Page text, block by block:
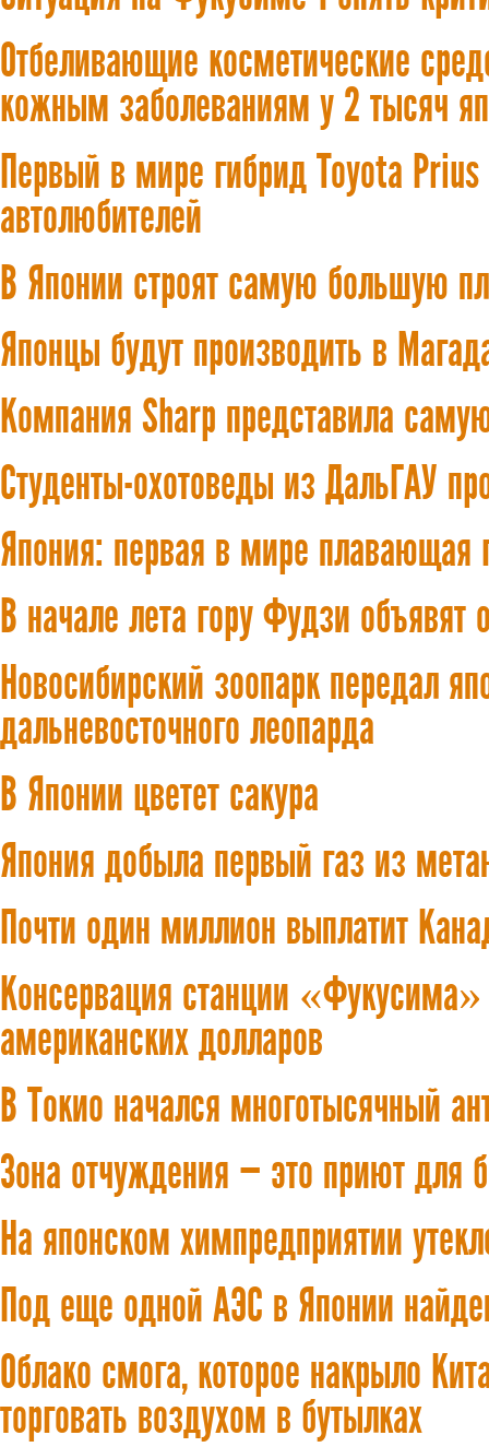
Отбеливающие косметические
кожным заболеваниям у 2 тысяч
Первый в мире гибрид Toyota
автолюбителей
В Японии строят самую большую
Японцы будут производить в
Компания Sharp представила
Студенты-охотоведы из ДальГАУ
Япония: первая в мире плавающая
В начале лета гору Фудзи
Новосибирский зоопарк передал
дальневосточного леопарда
В Японии цветет сакура
Япония добыла первый газ из
Почти один миллион выплатит
Консервация станции
американских долларов
В Токио начался многотысячный
Зона отчуждения — это приют для
На японском химпредприятии
Под еще одной АЭС в Японии
Облако смога, которое накрыло
торговать воздухом в бутылках